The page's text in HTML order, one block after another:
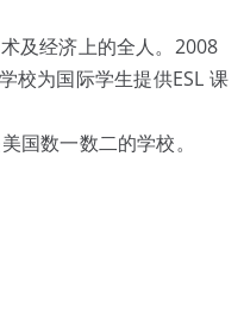
及经济上的全人。2008
校为国际学生提供ESL 课
国数一数二的学校。